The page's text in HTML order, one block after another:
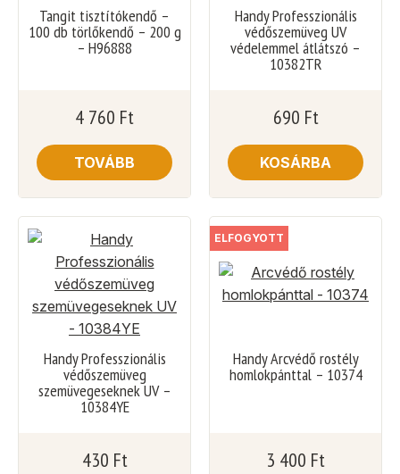
Tangit tisztítókendő –
100 db törlőkendő – 200 g
– H96888
4 760 Ft
TOVÁBB
Handy Professzionális
védőszemüveg UV
védelemmel átlátszó –
10382TR
690 Ft
KOSÁRBA
Handy Professzionális
védőszemüveg
szemüvegeseknek UV –
10384YE
430 Ft
ELFOGYOTT
Handy Arcvédő rostély
homlokpánttal – 10374
3 400 Ft